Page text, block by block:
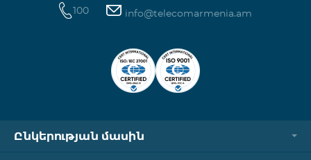
100 info@telecomarmenia.am
Ընկերության մասին